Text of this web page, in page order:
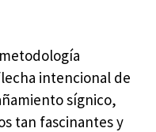
intencional de
sígnico,
tan fascinantes y